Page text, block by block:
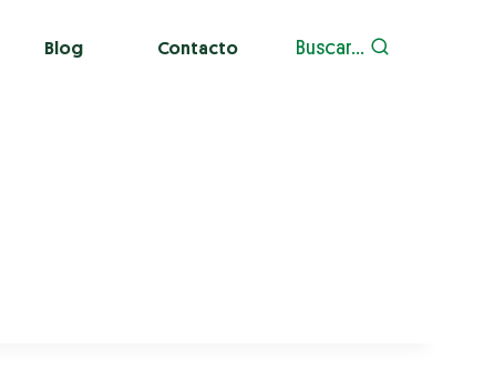
Blog Contacto Buscar...